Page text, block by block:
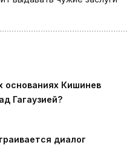
основаниях Кишинев
Гагаузией?
диалог